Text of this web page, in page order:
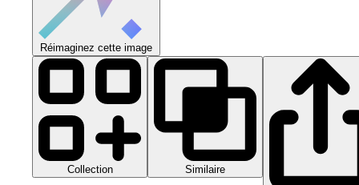
Réimaginez cette image
Collection Similaire